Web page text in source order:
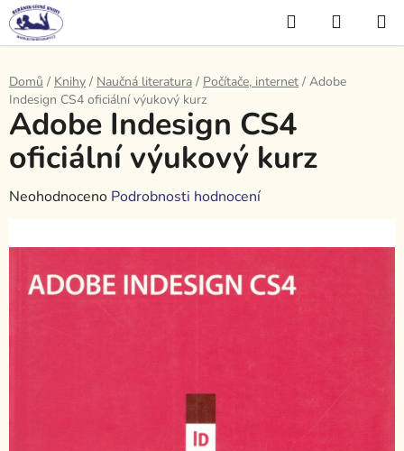
Přejít
na
obsah
Hledat
KOŠÍK
Domů / Knihy / Naučná literatura / Počítače, internet / Adobe
Indesign CS4 oficiální výukový kurz
Adobe Indesign CS4
oficiální výukový kurz
Průměrné
produktu
0,0
Neohodnoceno Podrobnosti hodnocení